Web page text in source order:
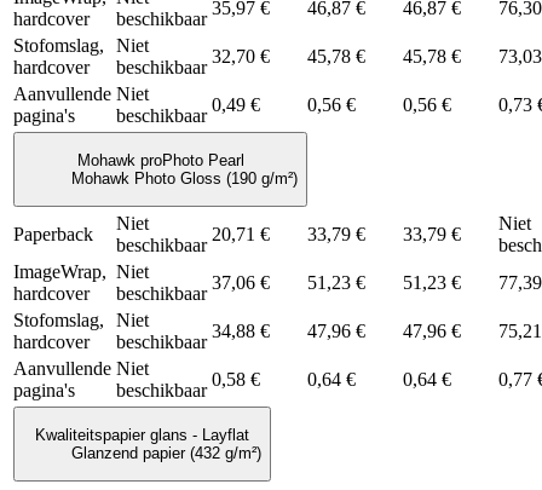
hardcover
beschikbaar
35,97 € 46,87 € 46,87 €
Stofomslag,
hardcover
Niet
beschikbaar
32,70 € 45,78 € 45,78 €
Aanvullende
pagina's
Niet
beschikbaar
0,49 € 0,56 € 0,56 € 0,73
Mohawk proPhoto Pearl
Mohawk Photo Gloss (190 g/m²)
Paperback
Niet
beschikbaar
20,71 € 33,79 € 33,79 €
Niet
ImageWrap,
hardcover
Niet
beschikbaar
37,06 € 51,23 € 51,23 €
Stofomslag,
hardcover
Niet
beschikbaar
34,88 € 47,96 € 47,96 €
Aanvullende
pagina's
Niet
beschikbaar
0,58 € 0,64 € 0,64 € 0,77
Kwaliteitspapier glans - Layflat
Glanzend papier (432 g/m²)